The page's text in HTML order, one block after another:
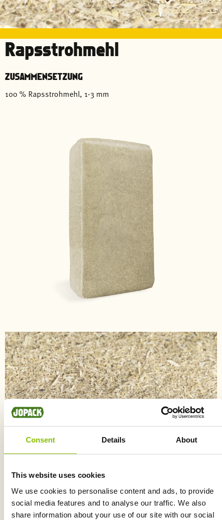
Consent Details About
This website uses cookies
We use cookies to personalise content and ads, to provide
social media features and to analyse our traffic. We also
share information about your use of our site with our social
Rapsstrohmehl
ZUSAMMENSETZUNG
100 % Rapsstrohmehl, 1-3 mm
Afbeelding